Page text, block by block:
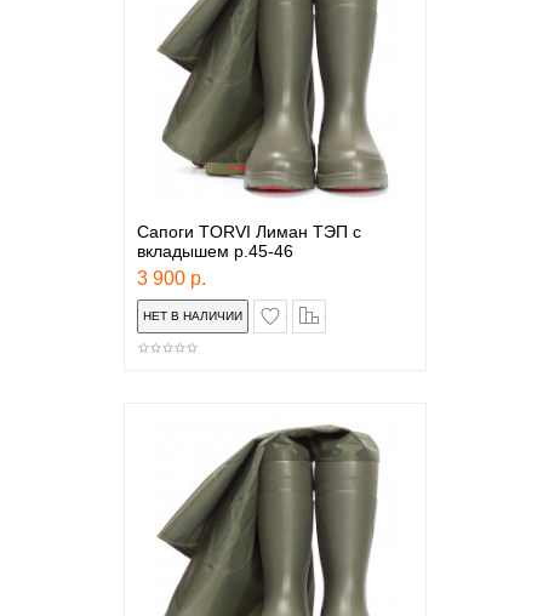
Сапоги TORVI Лиман ТЭП с
вкладышем р.45-46
3 900 р.
в закладки